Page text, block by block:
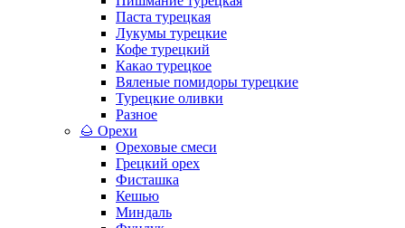
Паста турецкая
Лукумы турецкие
Кофе турецкий
Какао турецкое
Вяленые помидоры турецкие
Турецкие оливки
Разное
🌰 Орехи
Ореховые смеси
Грецкий орех
Фисташка
Кешью
Миндаль